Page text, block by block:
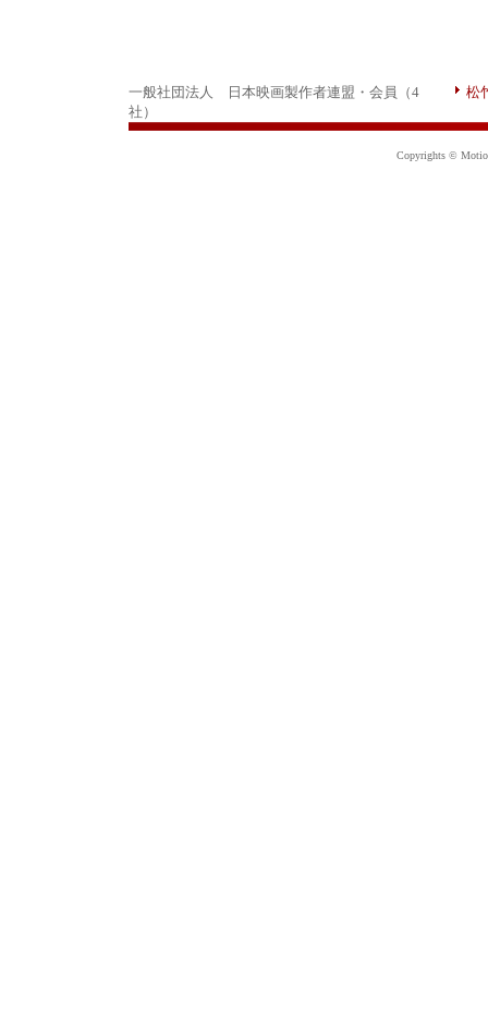
一般社団法人 日本映画製作者連盟・会員（4
社）
松
Copyrights ©